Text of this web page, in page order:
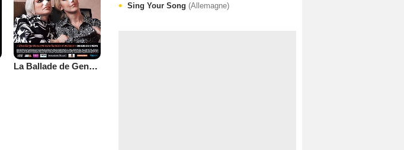
La Ballade de Genesis et Lady Jaye
Sing Your Song (Allemagne)